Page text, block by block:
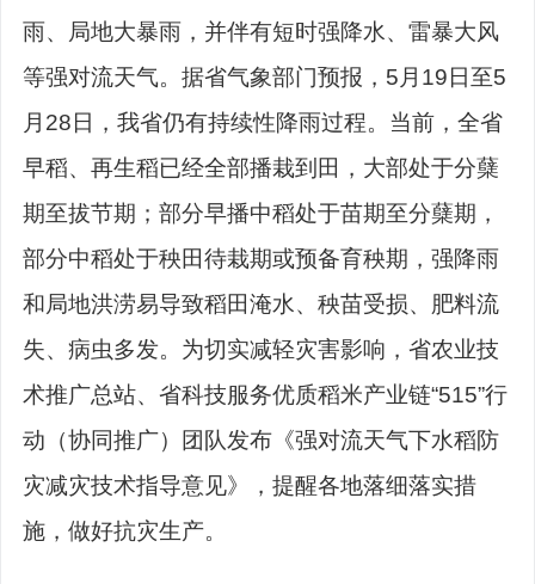
雨、局地大暴雨，并伴有短时强降水、雷暴大风
等强对流天气。据省气象部门预报，5月19日至5
月28日，我省仍有持续性降雨过程。当前，全省
早稻、再生稻已经全部播栽到田，大部处于分蘖
期至拔节期；部分早播中稻处于苗期至分蘖期，
部分中稻处于秧田待栽期或预备育秧期，强降雨
和局地洪涝易导致稻田淹水、秧苗受损、肥料流
失、病虫多发。为切实减轻灾害影响，省农业技
术推广总站、省科技服务优质稻米产业链“515”行
动（协同推广）团队发布《强对流天气下水稻防
灾减灾技术指导意见》，提醒各地落细落实措
施，做好抗灾生产。